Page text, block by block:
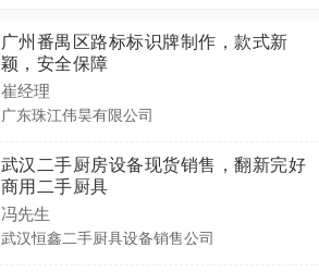
广州番禺区路标标识牌制作，款式新
颖，安全保障
崔经理
广东珠江伟昊有限公司
武汉二手厨房设备现货销售，翻新完好
商用二手厨具
冯先生
武汉恒鑫二手厨具设备销售公司